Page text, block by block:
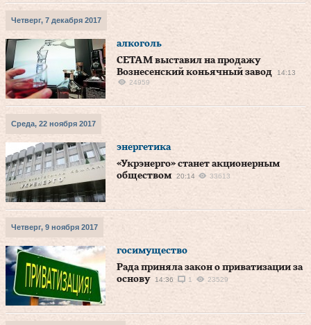
Четверг, 7 декабря 2017
алкоголь
СЕТАМ выставил на продажу
Вознесенский коньячный завод
14:13
24959
Среда, 22 ноября 2017
энергетика
«Укрэнерго» станет акционерным
обществом
20:14 33613
Четверг, 9 ноября 2017
госимущество
Рада приняла закон о приватизации за
основу
14:36 1 23529